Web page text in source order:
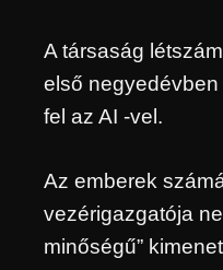
A társaság
első
fel az AI -vel.
Az emberek
vezérigazgatója
minőségű”